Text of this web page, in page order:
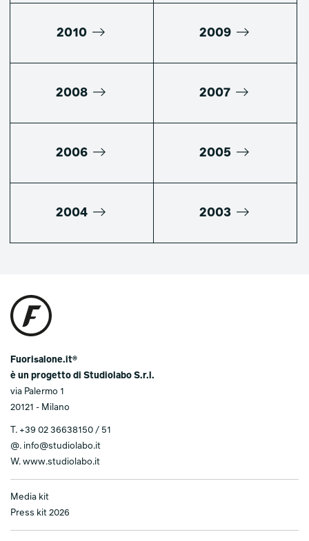
2010 2009
2008 2007
2006 2005
2004 2003
Fuorisalone.it®
è un progetto di Studiolabo S.r.l.
via Palermo 1
20121 - Milano
T. +39 02 36638150 / 51
@. info@studiolabo.it
W. www.studiolabo.it
Media kit
Press kit 2026